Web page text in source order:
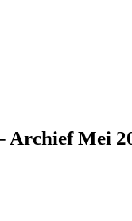
Archief Mei